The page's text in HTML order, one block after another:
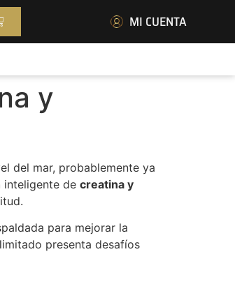
MI CUENTA
y
del mar, probablemente ya
inteligente de creatina y
para mejorar la
presenta desafíos